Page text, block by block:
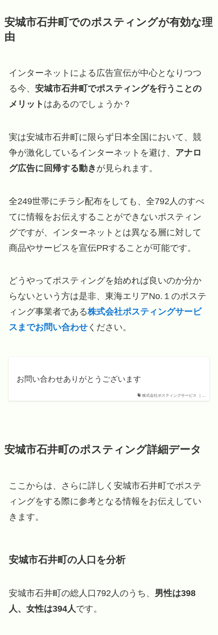
安城市石井町でのポスティングが有効な理
由
インターネットによる広告宣伝が中心となりつつ
る今、 安城市石井町でポスティングを行うことの
メリット はあるのでしょうか？
実は安城市石井町に限らず日本全国において、競
争が激化しているインターネットを避け、 アナロ
グ広告に回帰する動き が見られます。
全249世帯にチラシ配布をしても、全792人のすべ
てに情報をお伝えすることができないポスティン
グですが、インターネットとは異なる層に対して
商品やサービスを宣伝PRすることが可能です。
どうやってポスティングを始めれば良いのか分か
らないという方は是非、東海エリアNo.１のポステ
ィング事業者である株式会社ポスティングサービ
スまでお問い合わせください。
株式会社ポスティングサービス ｜...
お問い合わせありがとうございます
安城市石井町のポスティング詳細データ
ここからは、さらに詳しく安城市石井町でポステ
ィングをする際に参考となる情報をお伝えしてい
きます。
安城市石井町の人口を分析
安城市石井町の総人口792人のうち、 男性は398
人、女性は394人です。